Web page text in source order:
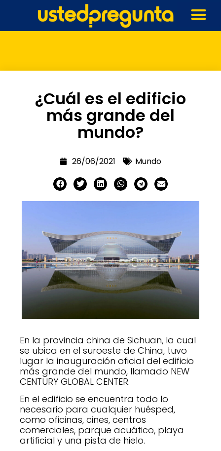
¿Cuál es el edificio
más grande del
mundo?
26/06/2021 Mundo
En la provincia china de Sichuan, la cual
se ubica en el suroeste de China, tuvo
lugar la inauguración oficial del edificio
más grande del mundo, llamado NEW
CENTURY GLOBAL CENTER.
En el edificio se encuentra todo lo
necesario para cualquier huésped,
como oficinas, cines, centros
comerciales, parque acuático, playa
artificial y una pista de hielo.